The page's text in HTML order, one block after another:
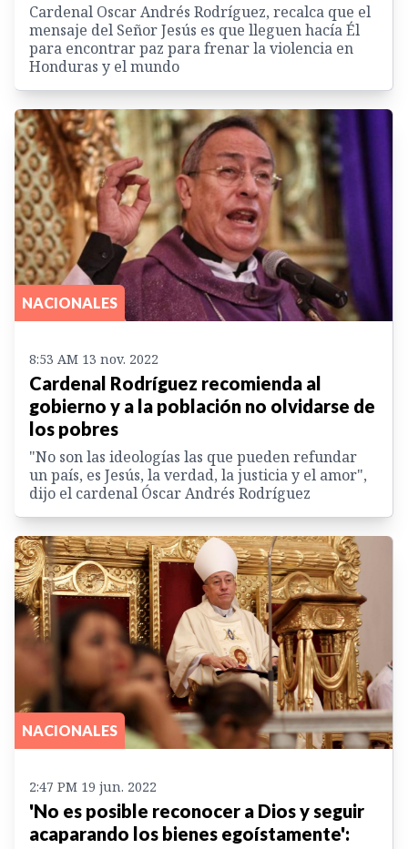
Cardenal Oscar Andrés Rodríguez, recalca que el
mensaje del Señor Jesús es que lleguen hacía Él
para encontrar paz para frenar la violencia en
Honduras y el mundo
NACIONALES
8:53 AM 13 nov. 2022
Cardenal Rodríguez recomienda al
gobierno y a la población no olvidarse de
los pobres
"No son las ideologías las que pueden refundar
un país, es Jesús, la verdad, la justicia y el amor",
dijo el cardenal Óscar Andrés Rodríguez
NACIONALES
2:47 PM 19 jun. 2022
'No es posible reconocer a Dios y seguir
acaparando los bienes egoístamente':